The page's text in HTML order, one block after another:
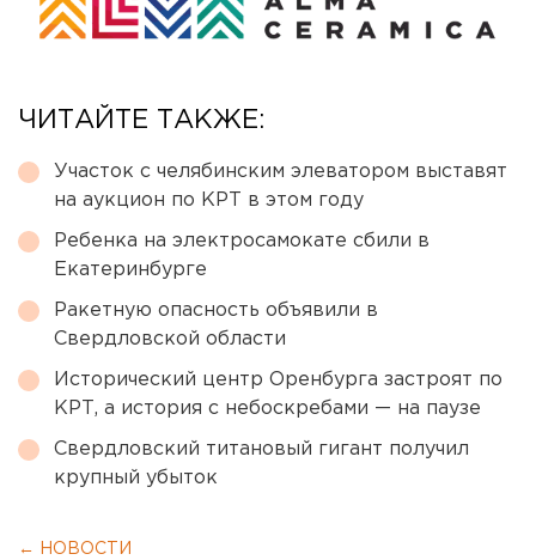
ЧИТАЙТЕ ТАКЖЕ:
Участок с челябинским элеватором выставят
на аукцион по КРТ в этом году
Ребенка на электросамокате сбили в
Екатеринбурге
Ракетную опасность объявили в
Свердловской области
Исторический центр Оренбурга застроят по
КРТ, а история с небоскребами — на паузе
Свердловский титановый гигант получил
крупный убыток
← НОВОСТИ